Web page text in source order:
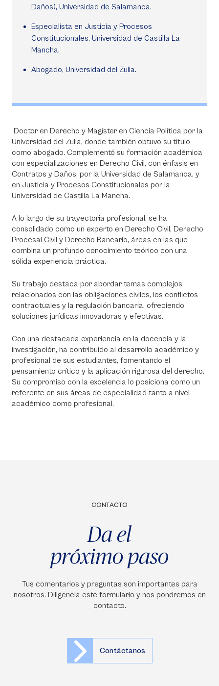
Daños), Universidad de Salamanca.
Especialista en Justicia y Procesos
Constitucionales, Universidad de Castilla La
Mancha.
Abogado, Universidad del Zulia.
Doctor en Derecho y Magíster en Ciencia Política por la
Universidad del Zulia, donde también obtuvo su título
como abogado. Complementó su formación académica
con especializaciones en Derecho Civil, con énfasis en
Contratos y Daños, por la Universidad de Salamanca, y
en Justicia y Procesos Constitucionales por la
Universidad de Castilla La Mancha.
A lo largo de su trayectoria profesional, se ha
consolidado como un experto en Derecho Civil, Derecho
Procesal Civil y Derecho Bancario, áreas en las que
combina un profundo conocimiento teórico con una
sólida experiencia práctica.
Su trabajo destaca por abordar temas complejos
relacionados con las obligaciones civiles, los conflictos
contractuales y la regulación bancaria, ofreciendo
soluciones jurídicas innovadoras y efectivas.
Con una destacada experiencia en la docencia y la
investigación, ha contribuido al desarrollo académico y
profesional de sus estudiantes, fomentando el
pensamiento crítico y la aplicación rigurosa del derecho.
Su compromiso con la excelencia lo posiciona como un
referente en sus áreas de especialidad tanto a nivel
académico como profesional.
CONTACTO
Da el
próximo paso
Tus comentarios y preguntas son importantes para
nosotros. Diligencia este formulario y nos pondremos en
contacto.
Contáctanos